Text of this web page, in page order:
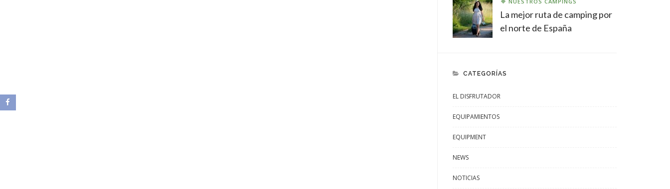
La mejor ruta de camping por
el norte de España
CATEGORÍAS
EL DISFRUTADOR
EQUIPAMIENTOS
EQUIPMENT
NEWS
NOTICIAS